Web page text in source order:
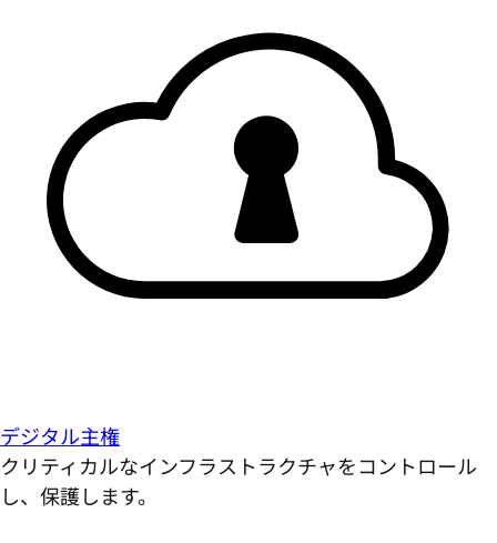
デジタル主権
クリティカルなインフラストラクチャをコントロール
し、保護します。